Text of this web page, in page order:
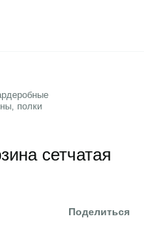
полки
сетчатая
Поделиться